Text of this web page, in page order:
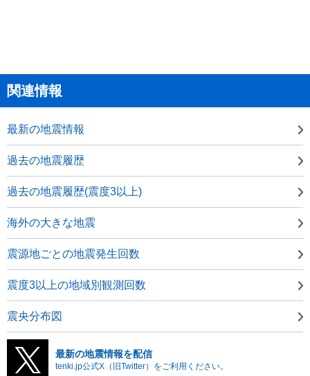
関連情報
最新の地震情報
過去の地震履歴
過去の地震履歴(震度3以上)
海外の大きな地震
震源地ごとの地震発生回数
震度3以上の地域別観測回数
震央分布図
最新の地震情報を配信
tenki.jp公式X（旧Twitter）をご利用ください。